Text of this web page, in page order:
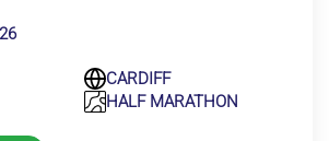
CARDIFF
HALF MARATHON